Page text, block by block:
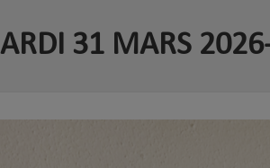
31 MARS